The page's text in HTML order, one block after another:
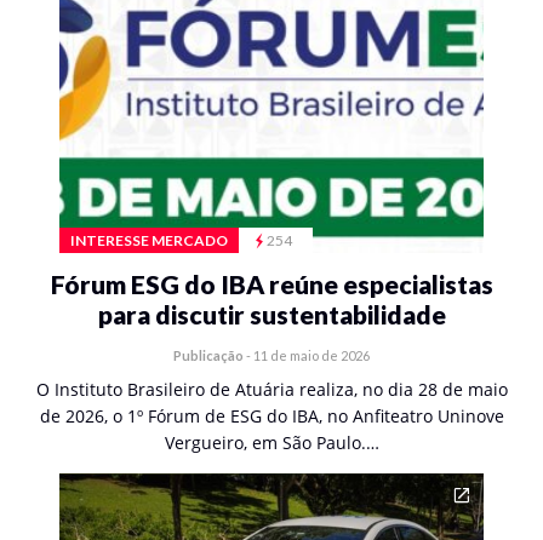
INTERESSE MERCADO 254
Fórum ESG do IBA reúne especialistas
para discutir sustentabilidade
Publicação - 11 de maio de 2026
O Instituto Brasileiro de Atuária realiza, no dia 28 de maio
de 2026, o 1º Fórum de ESG do IBA, no Anfiteatro Uninove
Vergueiro, em São Paulo.…